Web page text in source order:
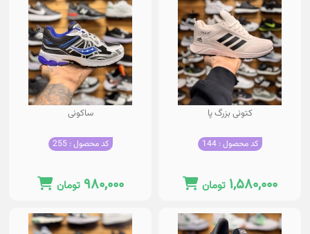
کتونی بزرگ پا
کد محصول : 144
۱,۵۸۰,۰۰۰ تومان
ساکونی
کد محصول : 255
۹۸۰,۰۰۰ تومان